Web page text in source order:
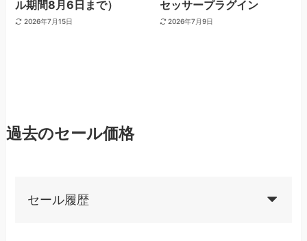
ル期間8月6日まで）
2026年7月15日
セッサープラグイン
2026年7月9日
過去のセール価格
セール履歴